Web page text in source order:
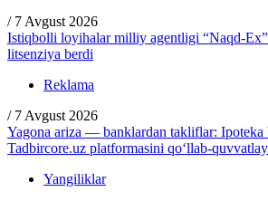
/ 7 Avgust 2026
Istiqbolli loyihalar milliy agentligi “Naqd-
litsenziya berdi
Reklama
/ 7 Avgust 2026
Yagona ariza — banklardan takliflar: Ipoteka
Tadbircore.uz platformasini qo‘llab-
Yangiliklar